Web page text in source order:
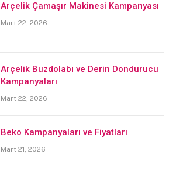
Arçelik Çamaşır Makinesi Kampanyası
Mart 22, 2026
Arçelik Buzdolabı ve Derin Dondurucu
Kampanyaları
Mart 22, 2026
Beko Kampanyaları ve Fiyatları
Mart 21, 2026